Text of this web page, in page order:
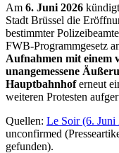
Am 6. Juni 2026
Stadt Brüssel die
bestimmter
FWB-Programmgesetz
Aufnahmen mit einem
unangemessene
Hauptbahnhoferneut
weiteren Protesten
Quellen: Le Soir (6. Juni
unconfirmed
gefunden).